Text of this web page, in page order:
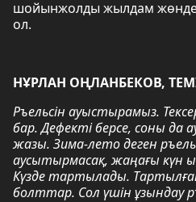
шойынжолды жылдам жөндеп
ол.
НҰРЛАН ОҢЛАНБЕКОВ,
Ръельсін ауыстырамыз.
бар. Дефекті берсе, соны
жазы. Зима-лето деген
аусытырмасақ, жаңағы күн
Күзде тартылады. Тартылған
болттар. Сол үшін ұзындау